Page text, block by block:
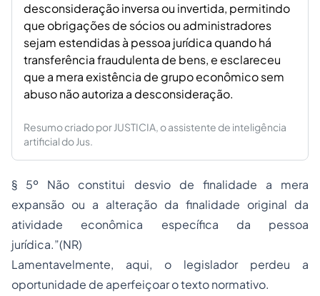
desconsideração inversa ou invertida, permitindo
que obrigações de sócios ou administradores
sejam estendidas à pessoa jurídica quando há
transferência fraudulenta de bens, e esclareceu
que a mera existência de grupo econômico sem
abuso não autoriza a desconsideração.
Resumo criado por JUSTICIA, o assistente de inteligência
artificial do Jus.
§ 5º Não constitui desvio de finalidade a mera
expansão ou a alteração da finalidade original da
atividade econômica específica da pessoa
jurídica.”(NR)
Lamentavelmente, aqui, o legislador perdeu a
oportunidade de aperfeiçoar o texto normativo.